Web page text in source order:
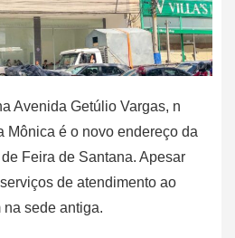
Avenida Getúlio Vargas, n
Mônica é o novo endereço da
Feira de Santana. Apesar
de atendimento ao
sede antiga.